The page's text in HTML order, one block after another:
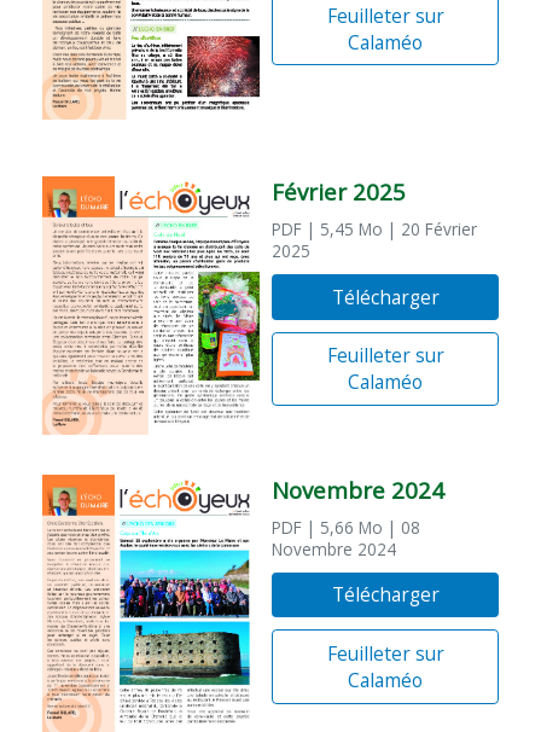
Feuilleter sur
Calaméo
Février 2025
PDF | 5,45 Mo | 20 Février
2025
Télécharger
Feuilleter sur
Calaméo
Novembre 2024
PDF | 5,66 Mo | 08
Novembre 2024
Télécharger
Feuilleter sur
Calaméo